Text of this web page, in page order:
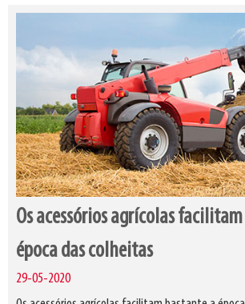
Os acessórios agrícolas
época das colheitas
29-05-2020